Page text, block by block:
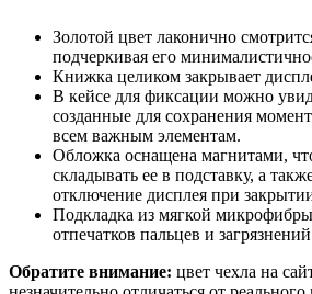
Золотой цвет лаконично
подчеркивая его
Книжка целиком закрывает
В кейсе для фиксации можно
созданные для сохранения
всем важным элементам.
Обложка оснащена магнитами,
складывать ее в подставку, а
отключение дисплея при
Подкладка из мягкой
отпечатков пальцев и
Обратите внимание: цвет чехла на